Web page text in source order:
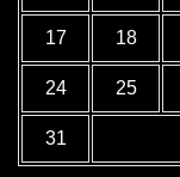
17 18
24 25
31